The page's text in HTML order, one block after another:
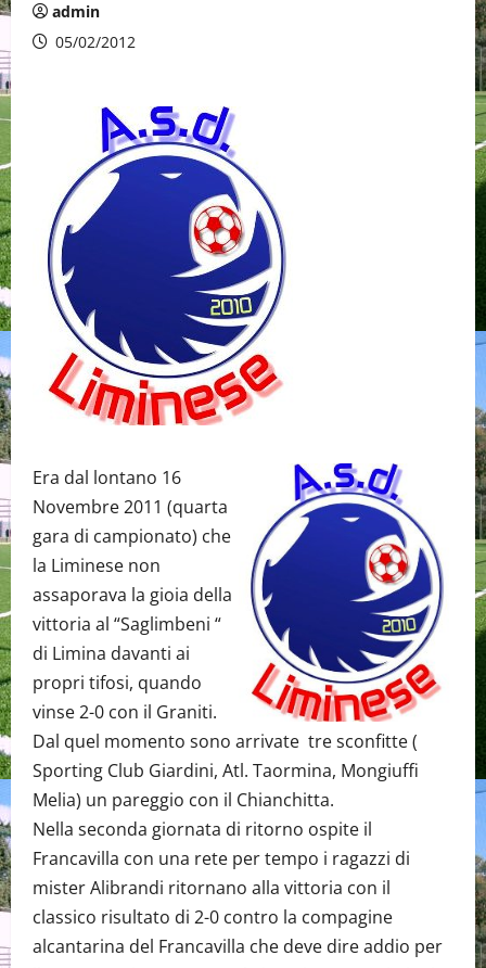
admin
05/02/2012
Era dal lontano 16
Novembre 2011 (quarta
gara di campionato) che
la Liminese non
assaporava la gioia della
vittoria al “Saglimbeni “
di Limina davanti ai
propri tifosi, quando
vinse 2-0 con il Graniti.
Dal quel momento sono arrivate tre sconfitte (
Sporting Club Giardini, Atl. Taormina, Mongiuffi
Melia) un pareggio con il Chianchitta.
Nella seconda giornata di ritorno ospite il
Francavilla con una rete per tempo i ragazzi di
mister Alibrandi ritornano alla vittoria con il
classico risultato di 2-0 contro la compagine
alcantarina del Francavilla che deve dire addio per